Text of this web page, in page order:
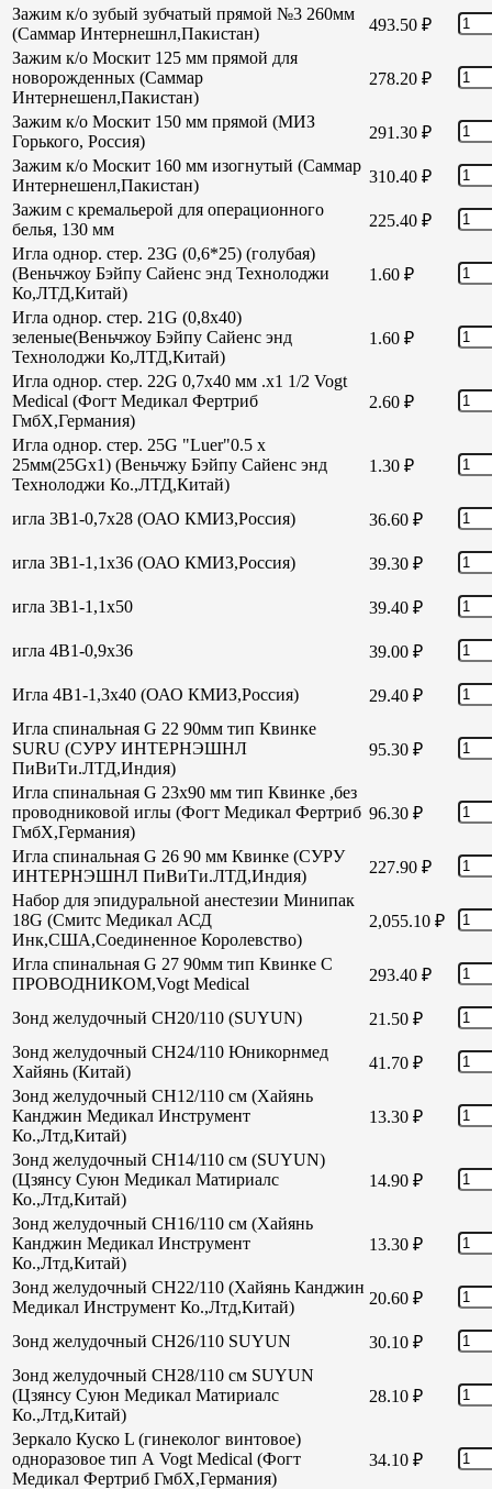
Зажим к/о зубый зубчатый прямой №3 260мм
(Саммар Интернешнл,Пакистан)
493.50 ₽
Зажим к/о Москит 125 мм прямой для
новорожденных (Саммар
Интернешенл,Пакистан)
278.20 ₽
Зажим к/о Москит 150 мм прямой (МИЗ
Горького, Россия)
291.30 ₽
Зажим к/о Москит 160 мм изогнутый (Саммар
Интернешенл,Пакистан)
310.40 ₽
Зажим с кремальерой для операционного
белья, 130 мм
225.40 ₽
Игла однор. стер. 23G (0,6*25) (голубая)
(Веньчжоу Бэйпу Сайенс энд Технолоджи
Ко,ЛТД,Китай)
1.60 ₽
Игла однор. стер. 21G (0,8х40)
зеленые(Веньчжоу Бэйпу Сайенс энд
Технолоджи Ко,ЛТД,Китай)
1.60 ₽
Игла однор. стер. 22G 0,7х40 мм .х1 1/2 Vogt
Medical (Фогт Медикал Фертриб
ГмбХ,Германия)
2.60 ₽
Игла однор. стер. 25G "Luer"0.5 х
25мм(25Gх1) (Веньчжу Бэйпу Сайенс энд
Технолоджи Ко.,ЛТД,Китай)
1.30 ₽
игла 3В1-0,7х28 (ОАО КМИЗ,Россия) 36.60 ₽
игла 3В1-1,1х36 (ОАО КМИЗ,Россия) 39.30 ₽
игла 3В1-1,1х50 39.40 ₽
игла 4В1-0,9х36 39.00 ₽
Игла 4В1-1,3х40 (ОАО КМИЗ,Россия) 29.40 ₽
Игла спинальная G 22 90мм тип Квинке
SURU (СУРУ ИНТЕРНЭШНЛ
ПиВиТи.ЛТД,Индия)
95.30 ₽
Игла спинальная G 23х90 мм тип Квинке ,без
проводниковой иглы (Фогт Медикал Фертриб
ГмбХ,Германия)
96.30 ₽
Игла спинальная G 26 90 мм Квинке (СУРУ
ИНТЕРНЭШНЛ ПиВиТи.ЛТД,Индия)
227.90 ₽
Набор для эпидуральной анестезии Минипак
18G (Смитс Медикал АСД
Инк,США,Соединенное Королевство)
2,055.10 ₽
Игла спинальная G 27 90мм тип Квинке С
ПРОВОДНИКОМ,Vogt Medical
293.40 ₽
Зонд желудочный СН20/110 (SUYUN) 21.50 ₽
Зонд желудочный СН24/110 Юникорнмед
Хайянь (Китай)
41.70 ₽
Зонд желудочный CH12/110 см (Хайянь
Канджин Медикал Инструмент
Ко.,Лтд,Китай)
13.30 ₽
Зонд желудочный CH14/110 см (SUYUN)
(Цзянсу Суюн Медикал Матириалс
Ко.,Лтд,Китай)
14.90 ₽
Зонд желудочный CH16/110 см (Хайянь
Канджин Медикал Инструмент
Ко.,Лтд,Китай)
13.30 ₽
Зонд желудочный СН22/110 (Хайянь Канджин
Медикал Инструмент Ко.,Лтд,Китай)
20.60 ₽
Зонд желудочный СН26/110 SUYUN 30.10 ₽
Зонд желудочный СН28/110 см SUYUN
(Цзянсу Суюн Медикал Матириалс
Ко.,Лтд,Китай)
28.10 ₽
Зеркало Куско L (гинеколог винтовое)
одноразовое тип А Vogt Medical (Фогт
Медикал Фертриб ГмбХ,Германия)
34.10 ₽